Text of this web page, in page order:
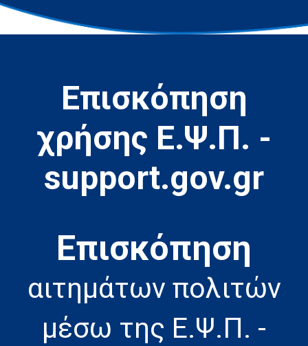
Επισκόπηση
χρήσης Ε.Ψ.Π. -
support.gov.gr
Eπισκόπηση
αιτημάτων πολιτών
μέσω της Ε.Ψ.Π. -